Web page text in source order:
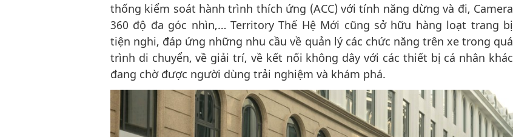
thống kiểm soát hành trình thích ứng (ACC) với tính năng dừng và đi, Camera
360 độ đa góc nhìn,… Territory Thế Hệ Mới cũng sở hữu hàng loạt trang bị
tiện nghi, đáp ứng những nhu cầu về quản lý các chức năng trên xe trong quá
trình di chuyển, về giải trí, về kết nối không dây với các thiết bị cá nhân khác
đang chờ được người dùng trải nghiệm và khám phá.